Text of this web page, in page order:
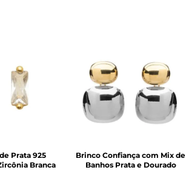
Prata 925
Branca
Brinco Confiança com Mix de
Banhos Prata e Dourado